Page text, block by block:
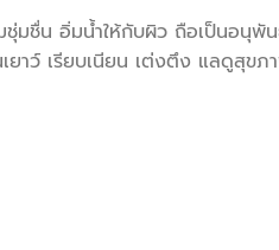
มชื่น อิ่มน้ำให้กับผิว ถือเป็นอนุ
ยาว์ เรียบเนียน เต่งตึง แลดูสุขภ